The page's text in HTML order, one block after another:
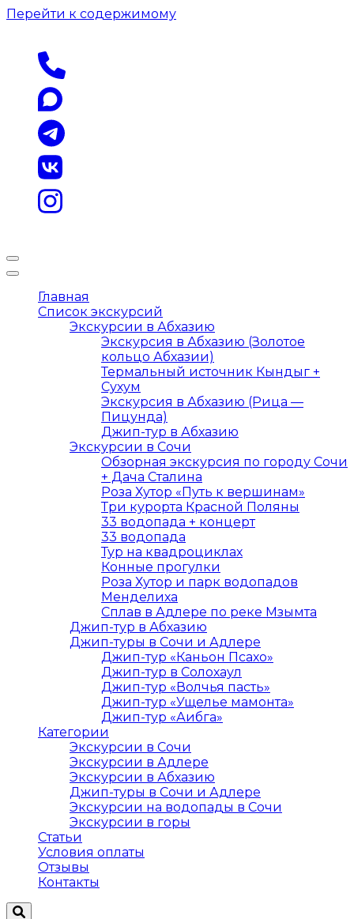
Перейти к содержимому
Главная
Список экскурсий
Экскурсии в Абхазию
Экскурсия в Абхазию (Золотое
кольцо Абхазии)
Термальный источник Кындыг +
Сухум
Экскурсия в Абхазию (Рица —
Пицунда)
Джип-тур в Абхазию
Экскурсии в Сочи
Обзорная экскурсия по городу Сочи
+ Дача Сталина
Роза Хутор «Путь к вершинам»
Три курорта Красной Поляны
33 водопада + концерт
33 водопада
Тур на квадроциклах
Конные прогулки
Роза Хутор и парк водопадов
Менделиха
Сплав в Адлере по реке Мзымта
Джип-тур в Абхазию
Джип-туры в Сочи и Адлере
Джип-тур «Каньон Псахо»
Джип-тур в Солохаул
Джип-тур «Волчья пасть»
Джип-тур «Ущелье мамонта»
Джип-тур «Аибга»
Категории
Экскурсии в Сочи
Экскурсии в Адлере
Экскурсии в Абхазию
Джип-туры в Сочи и Адлере
Экскурсии на водопады в Сочи
Экскурсии в горы
Статьи
Условия оплаты
Отзывы
Контакты